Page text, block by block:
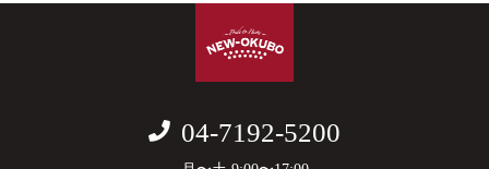
04-7192-5200